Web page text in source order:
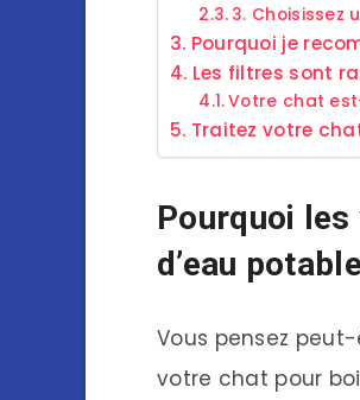
3. Choisissez
Pourquoi je
Les filtres sont
Votre chat
Traitez votre
Pourquoi
d’eau
Vous pensez
votre chat pour